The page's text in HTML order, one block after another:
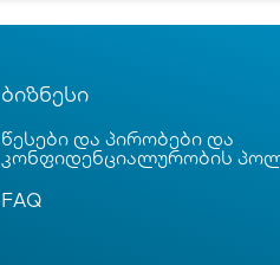
ბიზნესი
წესები და პირობები და
კონფიდენციალურობის
FAQ